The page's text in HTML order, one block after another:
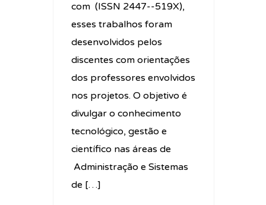
com (ISSN 2447-­‐519X),
esses trabalhos foram
desenvolvidos pelos
discentes com orientações
dos professores envolvidos
nos projetos. O objetivo é
divulgar o conhecimento
tecnológico, gestão e
científico nas áreas de
Administração e Sistemas
de […]